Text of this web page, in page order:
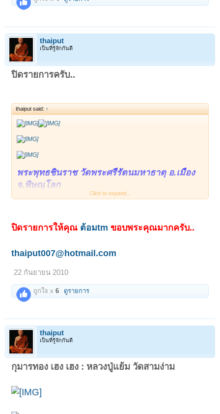
thaiput
เป็นที่รู้จักกันดี
ปิดรายการครับ..
thaiput said: ↑
พระพุทธชินราช วัดพระศรีรัตนมหาธาตุ อ.เมือง
จ.พิษณุโลก
บูชาในบ้าน
สำนักงานร้านค้า
1,999 บาท
(พร้อมจัดส่งครับ)
thaiput007@hotmail.comโทร.084-6245007
Click to expand...
ปิดรายการให้คุณ ต้อมtm ขอบพระคุณมากครับ..
thaiput007@hotmail.com
22 กันยายน 2010
ถูกใจ x6 ดูรายการ
thaiput
เป็นที่รู้จักกันดี
กุมารทอง เฮง เฮง : หลวงปู่แย้ม วัดสามง่าม